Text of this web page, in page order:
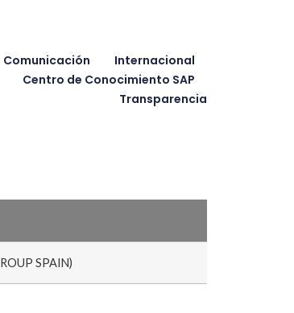
Comunicación
Internacional
Centro de Conocimiento SAP
Transparencia
SPAIN)